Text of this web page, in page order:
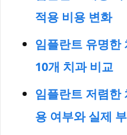
적용 비용 변화
임플란트 유명한
10개 치과 비교
임플란트 저렴한
용 여부와 실제